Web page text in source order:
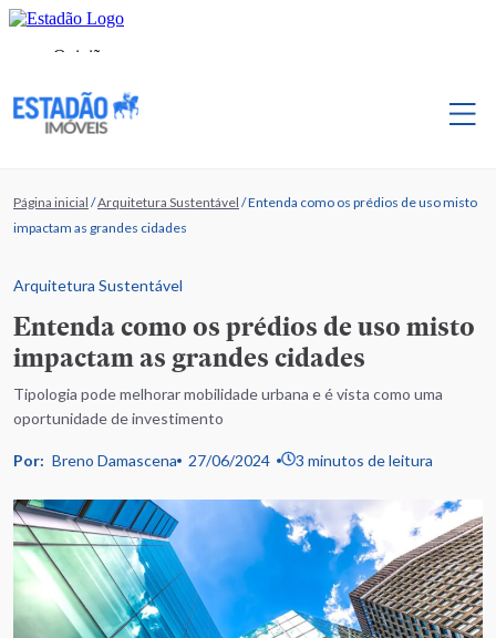
Página inicial /Arquitetura Sustentável /Entenda como os prédios de uso misto
impactam as grandes cidades
Arquitetura Sustentável
Entenda como os prédios de uso misto
impactam as grandes cidades
Tipologia pode melhorar mobilidade urbana e é vista como uma
oportunidade de investimento
Por: Breno Damascena 27/06/2024 3 minutos de leitura